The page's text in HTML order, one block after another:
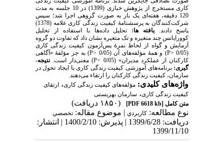
کاری مستخرج از پژوهش خبازی (1399) در 10 جلسه به مدت
120 دقیقه، هفته‌ای یک ‌بار به صورت گروهی اجرا ‌شد؛ سپس
شرکت‌­کنندگان به پرسشنامۀ کیفیت زندگی کاری علامه (1378)
پاسخ دادند. یافته ­ ها: تحلیل داده‌ها با استفاده از تحلیل
کوورایانس چند متغیره و تک متغیره نشان داد که تفاوت دو گروه
آزمایش و گواه از لحاظ نمرۀ پس‌آزمون کیفیت زندگی کاری
(0/05 <
P) و همۀ مؤلفه‌های آن (0/05 < P) به جز مؤلفۀ «آگاهی
کارکنان از عملکرد مدیران» (0/05 >
P) معنی‌دار است.نتیجه­
گیری: برنامه‌های آموزشی کیفیت زندگی کاری با ایجاد تحول در
سازمان، کیفیت زندگی کارکنان را ارتقاء می‌دهند.
واژه‌های کلیدی: مؤلفه‌های کیفیت زندگی کاری،
ارتقای
کیفیت زندگی کاری، سازما‌ن بهزیستی
متن کامل[PDF 6618 kb]
(۱۸۵۰ دریافت)
نوع مطالعه: كاربردي| موضوع مقاله: تخصصي
دریافت: 1399/6/28 | پذیرش: 1400/2/10 | انتشار:
1399/11/10